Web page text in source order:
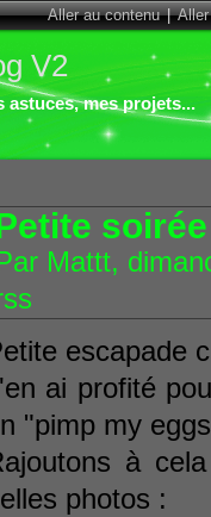
Aller au contenu|
V2
astuces, mes projets...
Mattt,
escapade
ai profité
"pimp my
à
photos :